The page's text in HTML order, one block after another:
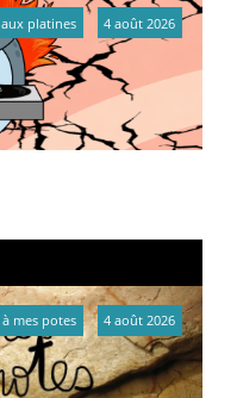
platines 4 août 2026
mes potes 4 août 2026